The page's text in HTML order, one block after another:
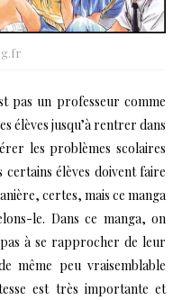
pas un professeur comme
élèves jusqu’à rentrer dans
les problèmes scolaires
certains élèves doivent faire
certes, mais ce manga
le. Dans ce manga, on
à se rapprocher de leur
même peu vraisemblable
est très importante et